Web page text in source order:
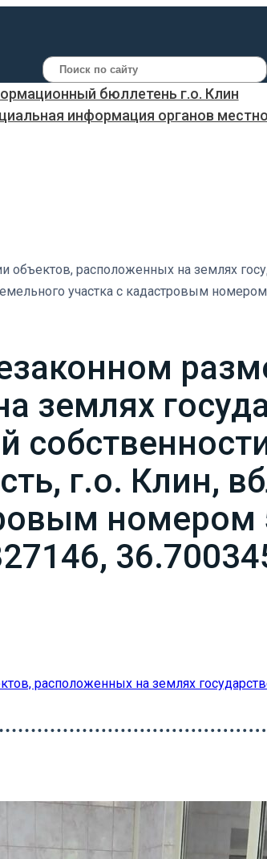
Поиск
бюллетень г.о. Клин
информация органов
расположенных на землях
участка с кадастровым
землях
г.о. Клин,
номером
расположенных на землях